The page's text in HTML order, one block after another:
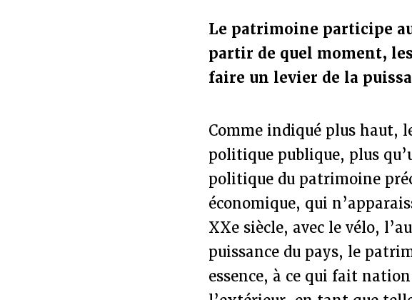
Le patrimoine participe
partir de quel moment,
faire un levier de la
Comme indiqué plus haut,
politique publique, plus
politique du patrimoine
économique, qui
XXe siècle, avec le vélo,
puissance du pays, le
essence, à ce qui fait